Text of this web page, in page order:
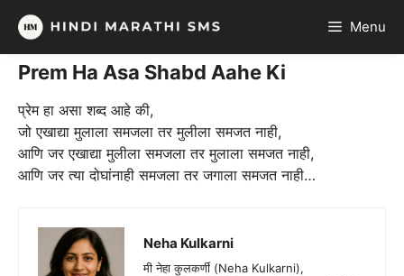
Skip
content
Menu
Prem Ha Asa Shabd Aahe Ki
प्रेम हा असा शब्द आहे की,
जो एखाद्या मुलाला समजला तर मुलीला समजत नाही,
आणि जर एखाद्या मुलीला समजला तर मुलाला समजत नाही,
आणि जर त्या दोघांनाही समजला तर जगाला समजत नाही…
Neha Kulkarni
मी नेहा कुलकर्णी (Neha Kulkarni),